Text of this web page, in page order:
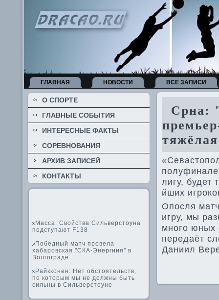
ГЛАВНАЯ НОВОСТИ ВСЕ ЗАПИСИ
О СПОРТЕ
ГЛАВНЫЕ СОБЫТИЯ
ИНТЕРЕСНЫЕ ФАКТЫ
СОРЕВНОВАНИЯ
АРХИВ ЗАПИСЕЙ
КОНТАКТЫ
Масса: Свойства Сильверстоуна
подступают F138
Победный матч провела
хабаровская "СКА-Энергиия" в
Волгограде
Райкконен: Нет обстоятельств,
по которым мы не должны быть
сильны в Сильверстоуне
Срна:
лигу, буде­т
йших
Опосля
игру, мы
много юных
передаёт
Даниил